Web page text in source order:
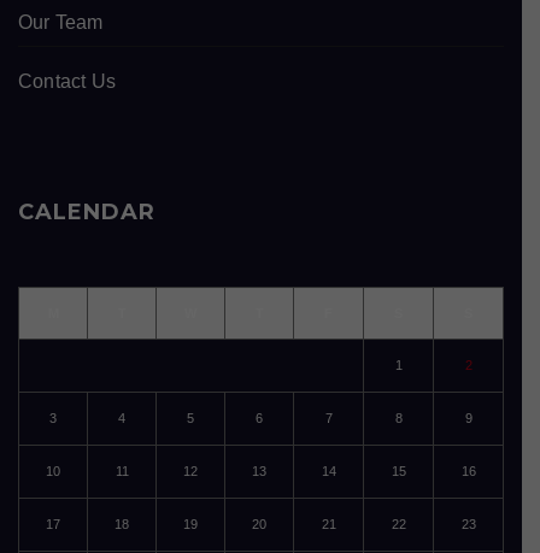
Our Team
Contact Us
CALENDAR
1 2
3 4 5 6 7 8 9
10 11 12 13 14 15 16
17 18 19 20 21 22 23